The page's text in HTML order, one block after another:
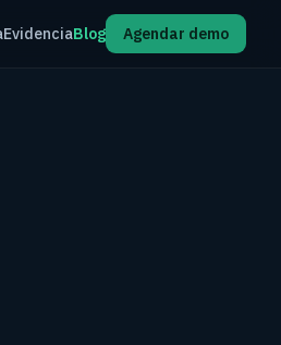
EvidenciaBlog Agendar demo